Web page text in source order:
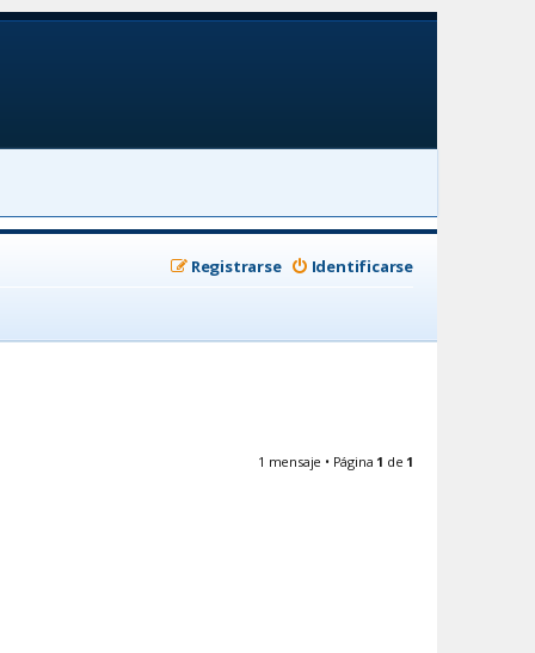
Identificarse
Registrarse
1 mensaje • Página 1 de 1